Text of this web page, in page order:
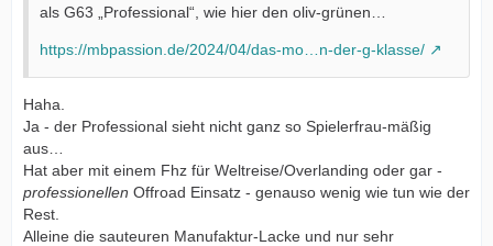
als G63 „Professional“, wie hier den oliv-grünen…
https://mbpassion.de/2024/04/das-mo…n-der-g-klasse/
Haha.
Ja - der Professional sieht nicht ganz so Spielerfrau-mäßig
aus…
Hat aber mit einem Fhz für Weltreise/Overlanding oder gar -
professionellen Offroad Einsatz - genauso wenig wie tun wie der
Rest.
Alleine die sauteuren Manufaktur-Lacke und nur sehr